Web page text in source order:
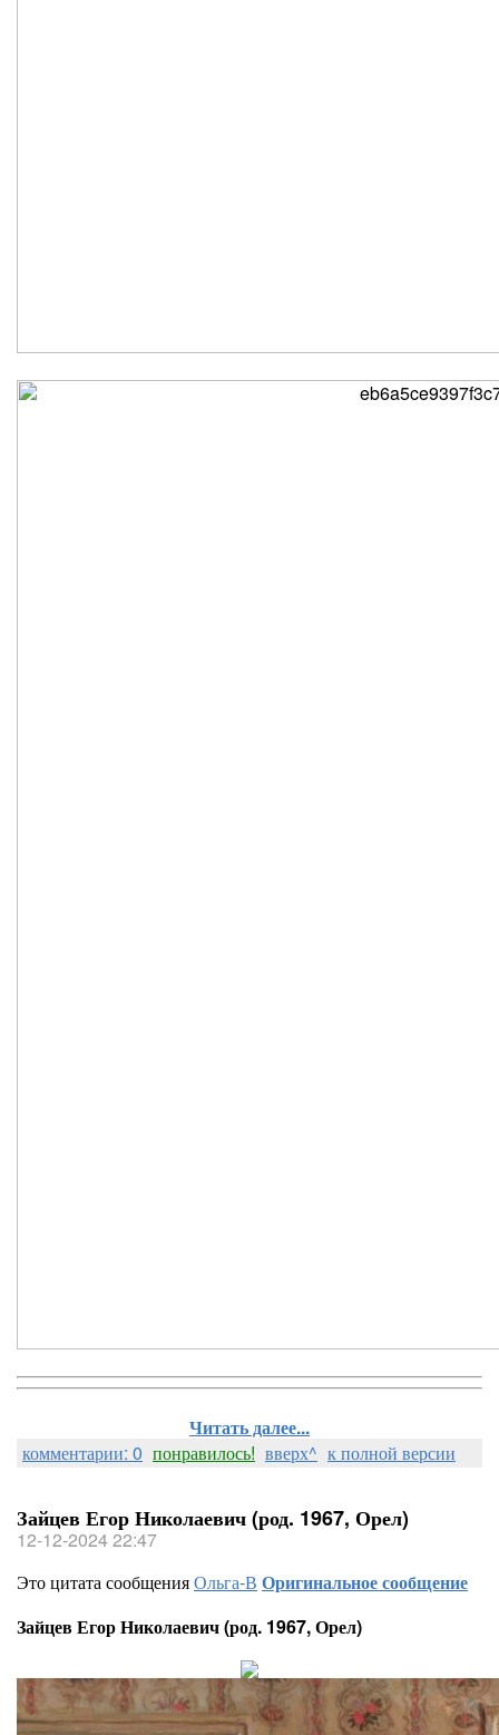
Читать далее...
комментарии: 0 понравилось! вверх^ к полной версии
Зайцев Егор Николаевич (род. 1967, Орел)
12-12-2024 22:47
Это цитата сообщенияОльга-В Оригинальное сообщение
Зайцев Егор Николаевич (род. 1967, Орел)